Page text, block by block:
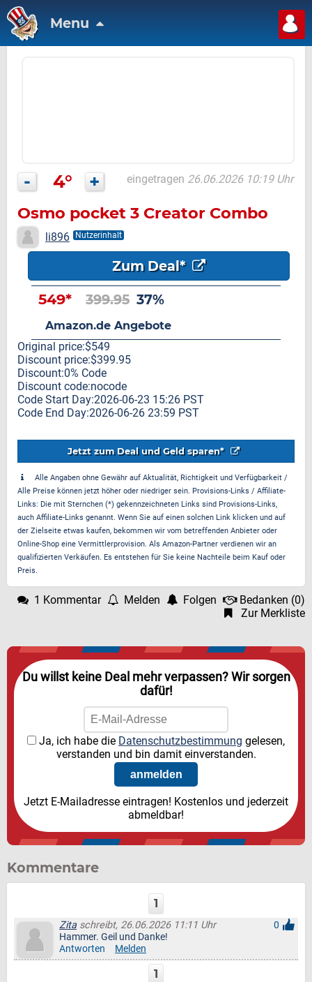
Menu
- 4° + eingetragen 26.06.2026 10:19 Uhr
Osmo pocket 3 Creator Combo
li896 Nutzerinhalt
Zum Deal*
549* 399.95 37%
Amazon.de Angebote
Original price:$549
Discount price:$399.95
Discount:0% Code
Discount code:nocode
Code Start Day:2026-06-23 15:26 PST
Code End Day:2026-06-26 23:59 PST
Jetzt zum Deal und Geld sparen*
Alle Angaben ohne Gewähr auf Aktualität, Richtigkeit und Verfügbarkeit /
Alle Preise können jetzt höher oder niedriger sein. Provisions-Links / Affiliate-
Links: Die mit Sternchen (*) gekennzeichneten Links sind Provisions-Links,
auch Affiliate-Links genannt. Wenn Sie auf einen solchen Link klicken und auf
der Zielseite etwas kaufen, bekommen wir vom betreffenden Anbieter oder
Online-Shop eine Vermittlerprovision. Als Amazon-Partner verdienen wir an
qualifizierten Verkäufen. Es entstehen für Sie keine Nachteile beim Kauf oder
Preis.
1 Kommentar Melden Folgen Bedanken (0)
Zur Merkliste
Du willst keine Deal mehr verpassen? Wir sorgen
dafür!
Ja, ich habe die Datenschutzbestimmung gelesen,
verstanden und bin damit einverstanden.
Jetzt E-Mailadresse eintragen! Kostenlos und jederzeit
abmeldbar!
Kommentare
1
Zita schreibt, 26.06.2026 11:11 Uhr
0
Hammer. Geil und Danke!
Antworten
Melden
1